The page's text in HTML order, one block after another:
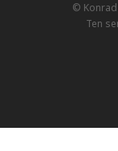
© Konrad
Ten